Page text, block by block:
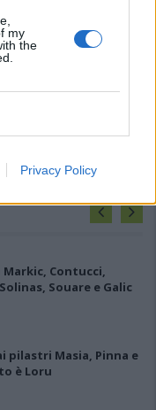
my
the
Privacy Policy
Contucci,
Souare e Galic
pilastri Masia, Pinna e
è Loru